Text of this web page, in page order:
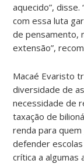
aquecido”,
com essa luta
de pensamento,
extensão”,
Macaé Evaristo
diversidade de
necessidade de
taxação de
renda para
defender
crítica a